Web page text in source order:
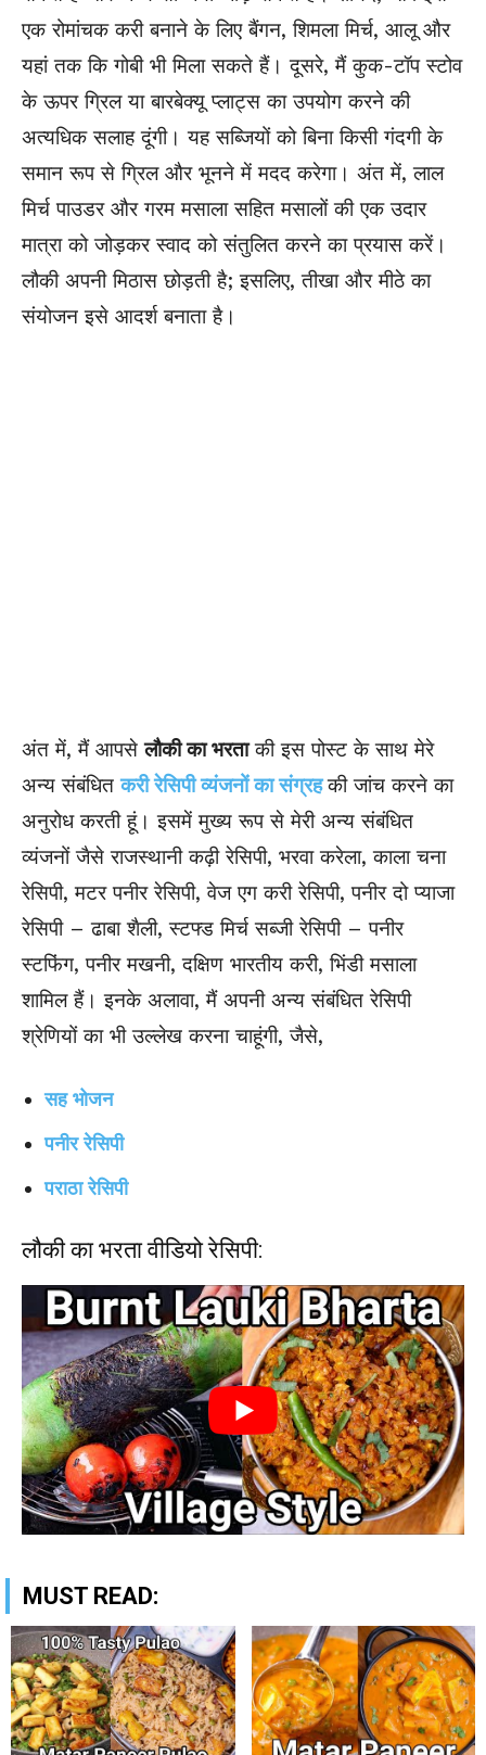
एक रोमांचक करी बनाने के लिए बैंगन, शिमला मिर्च, आलू और
यहां तक ​​कि गोबी भी मिला सकते हैं। दूसरे, मैं कुक-टॉप स्टोव
के ऊपर ग्रिल या बारबेक्यू प्लाट्स का उपयोग करने की
अत्यधिक सलाह दूंगी। यह सब्जियों को बिना किसी गंदगी के
समान रूप से ग्रिल और भूनने में मदद करेगा। अंत में, लाल
मिर्च पाउडर और गरम मसाला सहित मसालों की एक उदार
मात्रा को जोड़कर स्वाद को संतुलित करने का प्रयास करें।
लौकी अपनी मिठास छोड़ती है; इसलिए, तीखा और मीठे का
संयोजन इसे आदर्श बनाता है।
अंत में, मैं आपसेलौकी का भरताकी इस पोस्ट के साथ मेरे
अन्य संबंधितकरी रेसिपी व्यंजनों का संग्रहकी जांच करने का
अनुरोध करती हूं। इसमें मुख्य रूप से मेरी अन्य संबंधित
व्यंजनों जैसे राजस्थानी कढ़ी रेसिपी, भरवा करेला, काला चना
रेसिपी, मटर पनीर रेसिपी, वेज एग करी रेसिपी, पनीर दो प्याजा
रेसिपी – ढाबा शैली, स्टफ्ड मिर्च सब्जी रेसिपी – पनीर
स्टफिंग, पनीर मखनी, दक्षिण भारतीय करी, भिंडी मसाला
शामिल हैं। इनके अलावा, मैं अपनी अन्य संबंधित रेसिपी
श्रेणियों का भी उल्लेख करना चाहूंगी, जैसे,
सह भोजन
पनीर रेसिपी
पराठा रेसिपी
लौकी का भरता वीडियो रेसिपी:
MUST READ: